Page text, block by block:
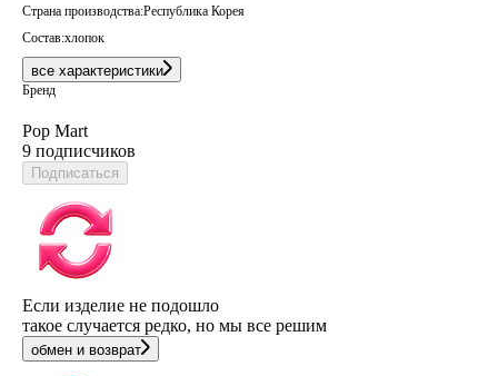
Страна производства:Республика Корея
Состав:хлопок
все характеристики
Бренд
Pop Mart
9 подписчиков
Подписаться
Если изделие не подошло
такое случается редко, но мы все решим
обмен и возврат